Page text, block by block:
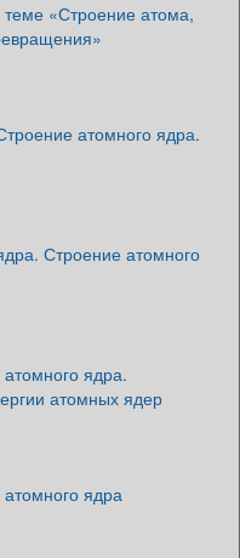
«Строение атома,
атомного ядра.
Строение атомного
ядра.
атомных ядер
ядра